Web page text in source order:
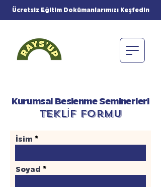
Ücretsiz Eğitim Dokümanlarımızı Keşfedin
Kurumsal Beslenme Seminerleri
Teklİf Formu
İsim
Soyad